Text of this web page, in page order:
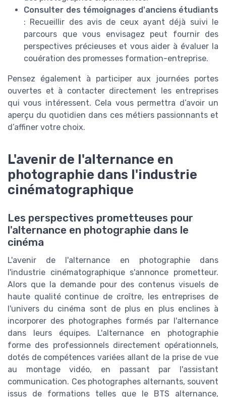
Consulter des témoignages d'anciens étudiants
: Recueillir des avis de ceux ayant déjà suivi le
parcours que vous envisagez peut fournir des
perspectives précieuses et vous aider à évaluer la
couération des promesses formation-entreprise.
Pensez également à participer aux journées portes
ouvertes et à contacter directement les entreprises
qui vous intéressent. Cela vous permettra d’avoir un
aperçu du quotidien dans ces métiers passionnants et
d’affiner votre choix.
L'avenir de l'alternance en
photographie dans l'industrie
cinématographique
Les perspectives prometteuses pour
l'alternance en photographie dans le
cinéma
L'avenir de l'alternance en photographie dans
l'industrie cinématographique s'annonce prometteur.
Alors que la demande pour des contenus visuels de
haute qualité continue de croître, les entreprises de
l'univers du cinéma sont de plus en plus enclines à
incorporer des photographes formés par l'alternance
dans leurs équipes. L'alternance en photographie
forme des professionnels directement opérationnels,
dotés de compétences variées allant de la prise de vue
au montage vidéo, en passant par l'assistant
communication. Ces photographes alternants, souvent
issus de formations telles que le BTS alternance,